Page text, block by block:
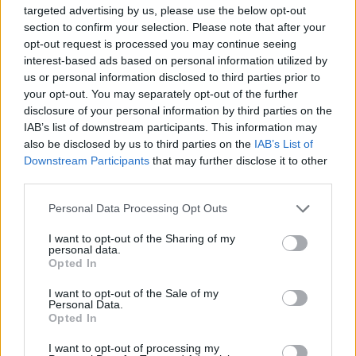
targeted advertising by us, please use the below opt-out
section to confirm your selection. Please note that after your
opt-out request is processed you may continue seeing
interest-based ads based on personal information utilized by
us or personal information disclosed to third parties prior to
your opt-out. You may separately opt-out of the further
disclosure of your personal information by third parties on the
IAB’s list of downstream participants. This information may
also be disclosed by us to third parties on the IAB’s List of
Downstream Participants that may further disclose it to other
Please note that this website/app uses one or more Google
not limited to your visit or usage behaviour. You may click to
grant or deny consent to Google and its third-party tags to
use your data for below specified purposes in below Google
consent section.
Personal Data Processing Opt Outs
I want to opt-out of the Sharing of my
personal data.
Opted In
I want to opt-out of the Sale of my
Personal Data.
Opted In
I want to opt-out of processing my
FLASH NEWS –
Task force
Regione Lazio per il
Coronavirus, il
bollettino delle Asl
ULTIM’ORA –
Coronavirus, un
caso positivo a “Le
Iene”. Programma
sospeso
POTREBBE INTERESSARTI
Multa da 10 milioni per Tik Tok,
problema per la salute pubblica.
Vicino il declino del social
Le più belle frasi di Osho,
oscurati gli account social